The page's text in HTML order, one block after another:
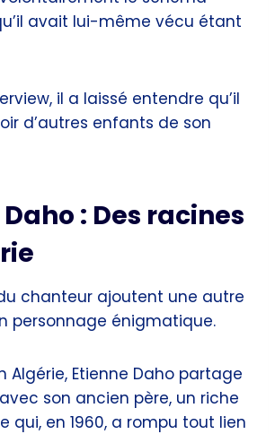
avait lui-même vécu étant
il a laissé entendre qu’il
d’autres enfants de son
: Des racines
chanteur ajoutent une autre
personnage énigmatique.
Algérie, Etienne Daho partage
son ancien père, un riche
qui, en 1960, a rompu tout lien